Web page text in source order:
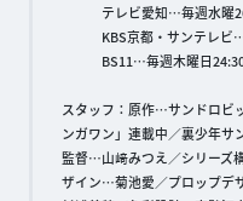
テレビ愛知…毎週水曜
KBS京都・サンテレビ…
BS11…毎週木曜日
スタッフ：原作…サンドロビ
ンガワン」連載中／裏少年サ
監督…山﨑みつえ／シリーズ
ザイン…菊池愛／プロップデ